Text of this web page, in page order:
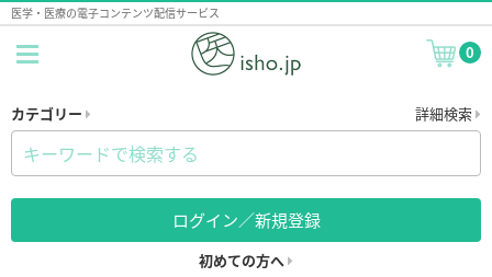
医学・医療の電子コンテンツ配信サービス
0
カテゴリー 詳細検索
ログイン／新規登録
初めての方へ